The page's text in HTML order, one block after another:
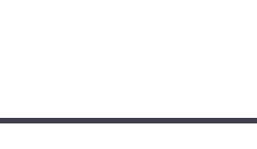
12010 BTU